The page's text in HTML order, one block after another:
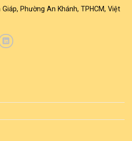
Phường An Khánh, TPHCM, Việt